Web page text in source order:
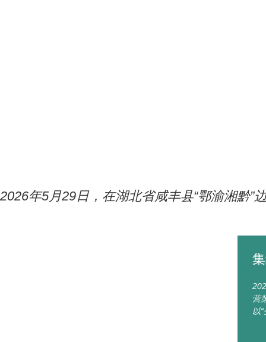
2026年5月29日，在湖北省咸丰县“鄂渝湘黔
营
以